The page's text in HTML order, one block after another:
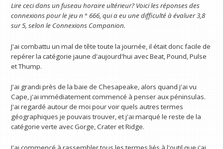
Lire ceci dans un fuseau horaire ultérieur? Voici les réponses des
connexions pour le jeu n ° 666, qui a eu une difficulté à évaluer 3,8
sur 5, selon le Connexions Companion.
J'ai combattu un mal de tête toute la journée, il était donc facile de
repérer la catégorie jaune d'aujourd'hui avec Beat, Pound, Pulse
et Thump.
J'ai grandi près de la baie de Chesapeake, alors quand j'ai vu
Cape, j'ai immédiatement commencé à penser aux péninsulas.
J'ai regardé autour de moi pour voir quels autres termes
géographiques je pouvais trouver, et j'ai marqué le reste de la
catégorie verte avec Gorge, Crater et Ridge.